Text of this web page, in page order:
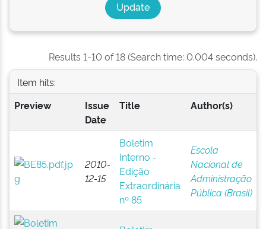
Results 1-10 of 18 (Search time: 0.004 seconds).
Item hits:
Preview
Issue
Date
Title Author(s)
2010-
12-15
Boletim
Interno -
Edição
Extraordinária
nº 85
Escola
Nacional de
Administração
Pública (Brasil)